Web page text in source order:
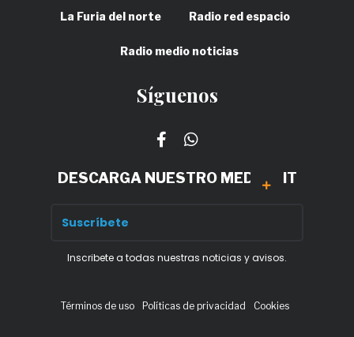
La Furia del norte Radio red espacio
Radio medio noticias
Síguenos
DESCARGA NUESTRO MEDIA KIT
Inscribete a todas nuestras noticias y avisos.
Términos de uso Políticas de privacidad Cookies